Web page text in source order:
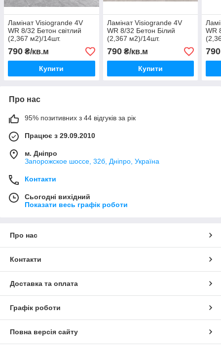
Ламінат Visiogrande 4V
WR 8/32 Бетон світлий
(2,367 м2)/14шт.
790 ₴/кв.м
Купити
Ламінат Visiogrande 4V
WR 8/32 Бетон Білий
(2,367 м2)/14шт.
790₴/кв.м
Купити
WR
790
Про нас
95% позитивних з 44 відгуків за рік
Працює з 29.09.2010
м. Дніпро
Запорожское шоссе, 32б, Дніпро, Україна
Контакти
Сьогодні вихідний
Показати весь графік роботи
Про нас
Контакти
Доставка та оплата
Графік роботи
Повна версія сайту